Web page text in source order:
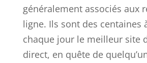
généralement associés aux
ligne. Ils sont des centaines
chaque jour le meilleur site
direct, en quête de